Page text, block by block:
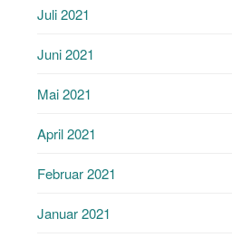
Juli 2021
Juni 2021
Mai 2021
April 2021
Februar 2021
Januar 2021